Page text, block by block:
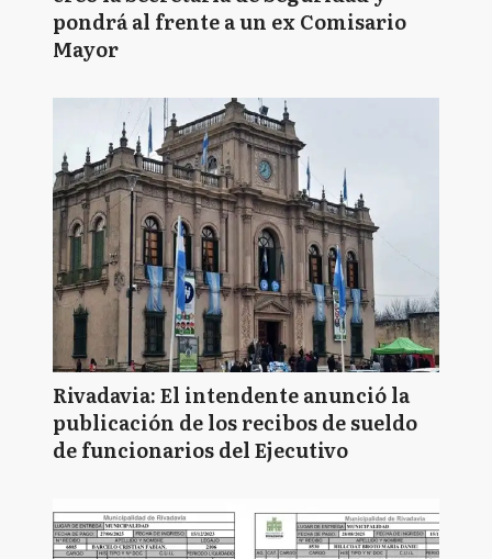
pondrá al frente a un ex Comisario
Mayor
Rivadavia: El intendente anunció la
publicación de los recibos de sueldo
de funcionarios del Ejecutivo